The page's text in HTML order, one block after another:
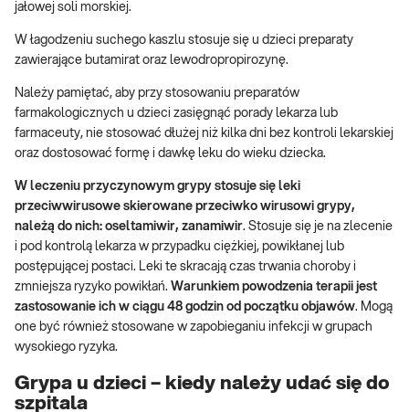
jałowej soli morskiej.
W łagodzeniu suchego kaszlu stosuje się u dzieci preparaty
zawierające butamirat oraz lewodropropirozynę.
Należy pamiętać, aby przy stosowaniu preparatów
farmakologicznych u dzieci zasięgnąć porady lekarza lub
farmaceuty, nie stosować dłużej niż kilka dni bez kontroli lekarskiej
oraz dostosować formę i dawkę leku do wieku dziecka.
W leczeniu przyczynowym grypy stosuje się leki
przeciwwirusowe skierowane przeciwko wirusowi grypy,
należą do nich: oseltamiwir, zanamiwir. Stosuje się je na zlecenie
i pod kontrolą lekarza w przypadku ciężkiej, powikłanej lub
postępującej postaci. Leki te skracają czas trwania choroby i
zmniejsza ryzyko powikłań. Warunkiem powodzenia terapii jest
zastosowanie ich w ciągu 48 godzin od początku objawów. Mogą
one być również stosowane w zapobieganiu infekcji w grupach
wysokiego ryzyka.
Grypa u dzieci – kiedy należy udać się do
szpitala